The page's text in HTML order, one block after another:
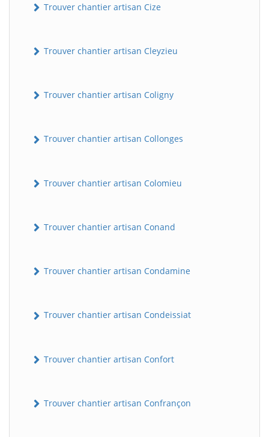
Trouver chantier artisan Cize
Trouver chantier artisan Cleyzieu
Trouver chantier artisan Coligny
Trouver chantier artisan Collonges
Trouver chantier artisan Colomieu
Trouver chantier artisan Conand
Trouver chantier artisan Condamine
Trouver chantier artisan Condeissiat
Trouver chantier artisan Confort
Trouver chantier artisan Confrançon
B BatiWebPro